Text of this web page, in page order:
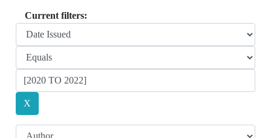
Current filters: